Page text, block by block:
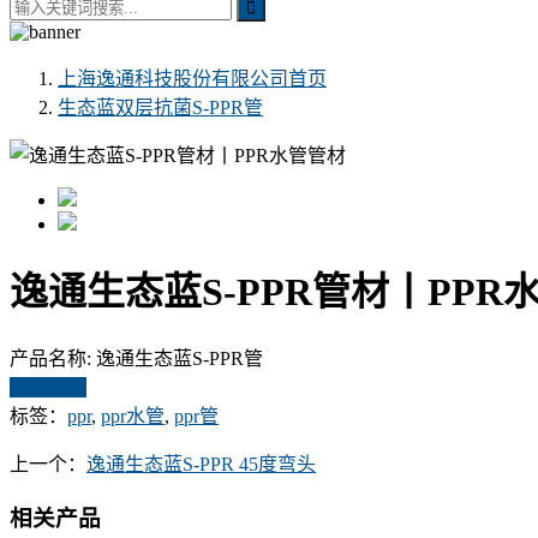
上海逸通科技股份有限公司首页
生态蓝双层抗菌S-PPR管
逸通生态蓝S-PPR管材丨PPR
产品名称: 逸通生态蓝S-PPR管
标签： ppr, ppr水管, ppr管
上一个： 逸通生态蓝S-PPR 45度弯头
相关产品